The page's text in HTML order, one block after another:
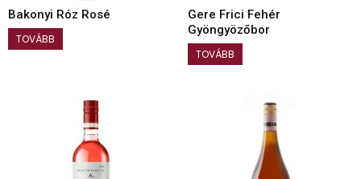
Bakonyi Róz Rosé
TOVÁBB
Gere Frici Fehér
Gyöngyözőbor
TOVÁBB